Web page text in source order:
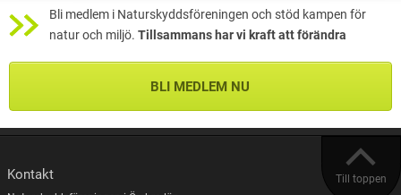
Bli medlem i Naturskyddsföreningen och stöd kampen för
natur och miljö. Tillsammans har vi kraft att förändra
BLI MEDLEM NU
Till toppen
Kontakt